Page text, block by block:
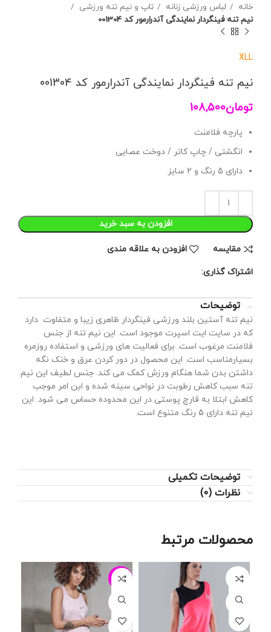
خانه لباس ورزشی زنانه
تاپ و نیم تنه ورزشی
نیم تنه فینگردار نمایندگی آندرارمور کد 001304
L
XL
نیم تنه فینگردار نمایندگی آندرارمور کد 001304
تومان108,500
پارچه فلامنت
انگشتی / چاپ کاتر / دوخت عصایی
دارای 5 رنگ و 2 سایز
افزودن به سبد خرید
مقايسه افزودن به علاقه مندی
اشتراک گذاری:
توضیحات
نیم تنه آستین بلند ورزشی فینگردار ظاهری زیبا و متفاوت دارد
که در سایت ایت اسپرت موجود است. این نیم تنه از جنس
فلامنت مرغوب است. برای فعالیت های ورزشی و استفاده روزمره
بسیارمناسب است. این محصول در دور کردن عرق و خنک نگه
داشتن بدن شما هنگام ورزش کمک می کند. جنس لطیف این نیم
تنه سبب کاهش رطوبت در نواحی سینه شده و این امر موجب
کاهش ابتلا به قارچ پوستی در این محدوده حساس می شود. این
نیم تنه دارای 5 رنگ متنوع است.
توضیحات تکمیلی
نظرات (0)
محصولات مرتبط
L
XL
-29%
L
XL